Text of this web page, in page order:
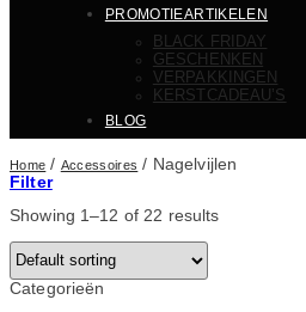
PROMOTIEARTIKELEN
BLACK FRIDAY
GESCHENKEN
VERPAKKINGEN
KERSTCADEAU’S
BLOG
Home / Accessoires / Nagelvijlen
Filter
Showing 1–12 of 22 results
Categorieën